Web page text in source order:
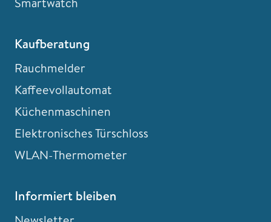
Kaufberatung
Rauchmelder
Kaffeevollautomat
Küchenmaschinen
Elektronisches Türschloss
WLAN-Thermometer
Informiert bleiben